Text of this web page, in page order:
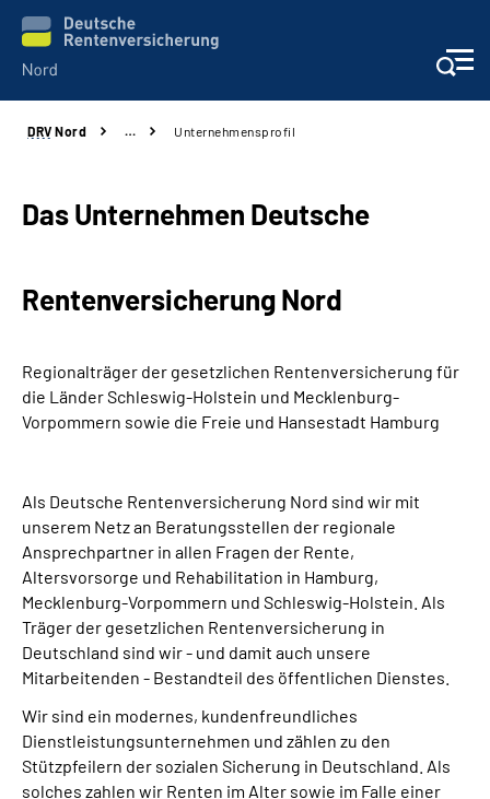
Aktuelles
Services
Karriere
Online-Services
Inhalte in Gebärdensprache (DGS)
Leichte Sprache
Suche
Mein Kundenportal
DRV Nord … Unternehmensprofil
Das Unternehmen Deutsche
Renten­versicherung Nord
Regionalträger der gesetzlichen Rentenversicherung für
die Länder Schleswig-Holstein und Mecklenburg-
Vorpommern sowie die Freie und Hansestadt Hamburg
Als Deutsche Rentenversicherung Nord sind wir mit
unserem Netz an Beratungsstellen der regionale
Ansprechpartner in allen Fragen der Rente,
Altersvorsorge und Rehabilitation in Hamburg,
Mecklenburg-Vorpommern und Schleswig-Holstein. Als
Träger der gesetzlichen Rentenversicherung in
Deutschland sind wir - und damit auch unsere
Mitarbeitenden - Bestandteil des öffentlichen Dienstes.
Wir sind ein modernes, kundenfreundliches
Dienstleistungsunternehmen und zählen zu den
Stützpfeilern der sozialen Sicherung in Deutschland. Als
solches zahlen wir Renten im Alter sowie im Falle einer